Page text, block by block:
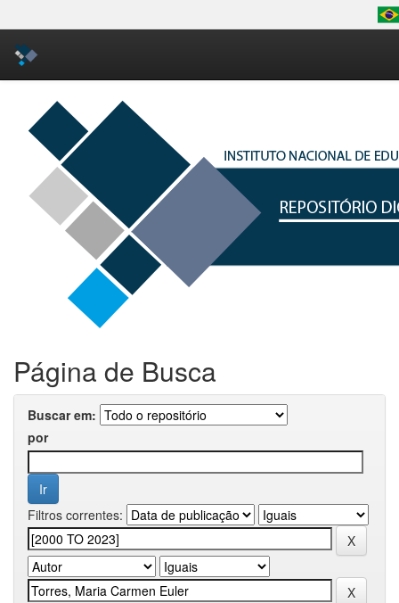
Skip
navigation
Página de Busca
Buscar em:
por
Filtros correntes: